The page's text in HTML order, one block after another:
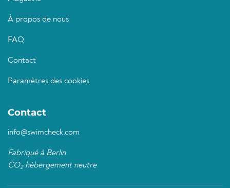
À propos de nous
FAQ
Contact
Paramètres des cookies
Contact
info@swimcheck.com
Fabriqué à Berlin
CO2hébergement neutre